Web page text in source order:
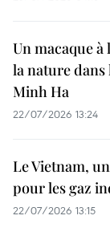
Un macaque
la nature
Minh Ha
22/07/2026 13:24
Le Vietnam,
pour les gaz
22/07/2026 13:15